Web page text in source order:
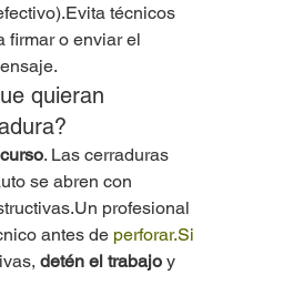
técnicos
firmar o enviar el
quieran
. Las cerraduras
se abren con
profesional
antes de perforar.Si
detén el trabajo y